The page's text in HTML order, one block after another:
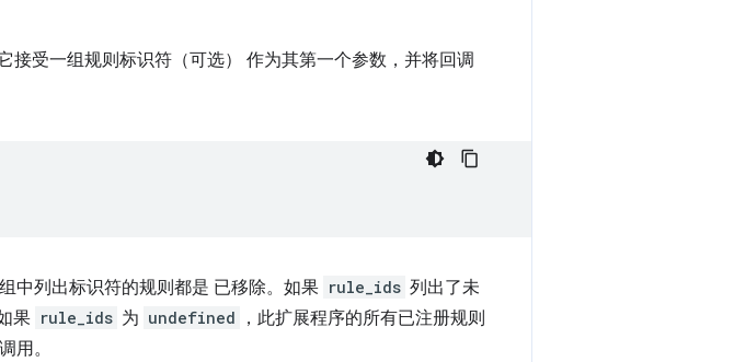
接受一组规则标识符（可选） 作为其第一个参数，并将回调
中列出标识符的规则都是 已移除。如果 rule_ids 列出了未
果 rule_ids 为 undefined
，此扩展程序的所有已注册规则
用。